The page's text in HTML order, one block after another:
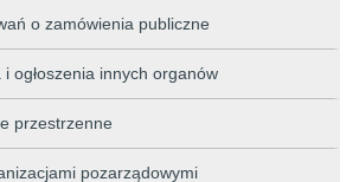
o zamówienia publiczne
ogłoszenia innych organów
przestrzenne
pozarządowymi